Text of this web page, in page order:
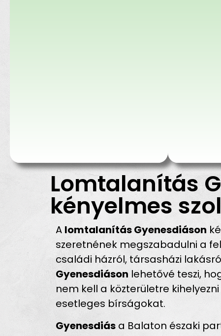
Lomtalanítás
kényelmes
A lomtalanítás Gyenesdiáson
szeretnének megszabadulni a
családi házról, társasházi
Gyenesdiáson lehetővé teszi,
nem kell a közterületre
esetleges bírságokat.
Gyenesdiás a Balaton északi